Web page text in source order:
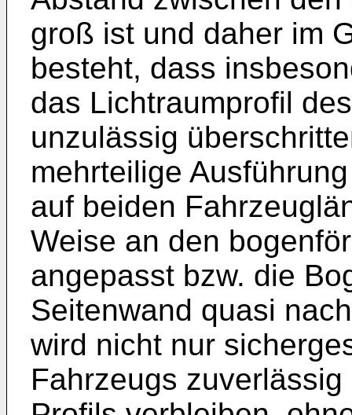
groß ist und daher im
besteht, dass
das Lichtraumprofil
unzulässig
mehrteilige
auf beiden
Weise an den
angepasst bzw. die
Seitenwand quasi
wird nicht nur
Fahrzeugs